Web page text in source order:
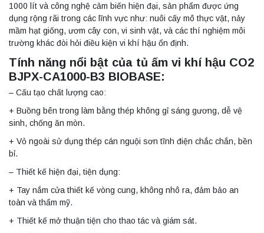
1000 lít và công nghệ cảm biến hiện đại, sản phẩm được ứng
dụng rộng rãi trong các lĩnh vực như: nuôi cấy mô thực vật, nảy
mầm hạt giống, ươm cây con, vi sinh vật, và các thí nghiệm môi
trường khác đòi hỏi điều kiện vi khí hậu ổn định.
Tính năng nổi bật của tủ ấm vi khí hậu CO2
BJPX-CA1000-B3 BIOBASE:
– Cấu tạo chất lượng cao:
+ Buồng bên trong làm bằng thép không gỉ sáng gương, dễ vệ
sinh, chống ăn mòn.
+ Vỏ ngoài sử dụng thép cán nguội sơn tĩnh điện chắc chắn, bền
bỉ.
– Thiết kế hiện đại, tiện dụng:
+ Tay nắm cửa thiết kế vòng cung, không nhô ra, đảm bảo an
toàn và thẩm mỹ.
+ Thiết kế mở thuận tiện cho thao tác và giám sát.